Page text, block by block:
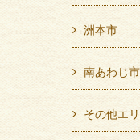
洲本市
南あわじ市
その他エ